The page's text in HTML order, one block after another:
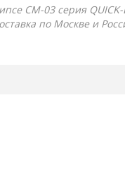
СМ-03 серия
по Москве и